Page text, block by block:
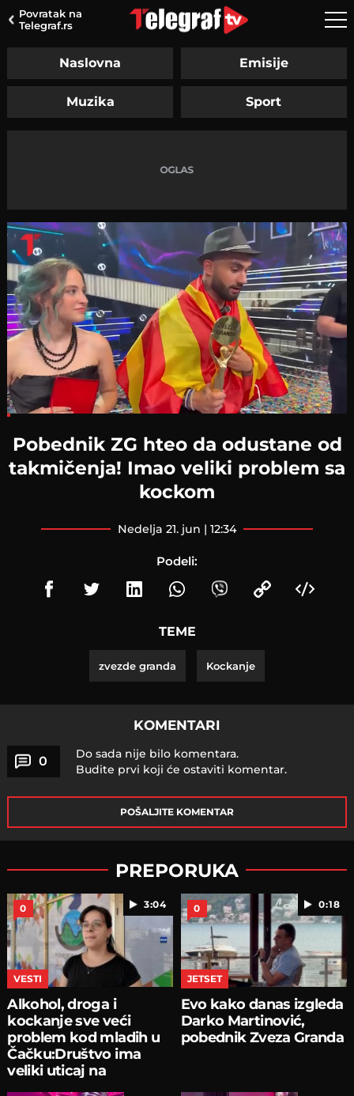
Povratak na
Telegraf.rs
Naslovna Emisije
Muzika Sport
Pobednik ZG hteo da odustane od
takmičenja! Imao veliki problem sa
kockom
nedelja 21. jun | 12:34
Podeli:
TEME
zvezde granda Kockanje
KOMENTARI
0
Do sada nije bilo komentara.
Budite prvi koji će ostaviti komentar.
POŠALJITE KOMENTAR
PREPORUKA
3:04
0
VESTI
Alkohol, droga i
kockanje sve veći
problem kod mladih u
Čačku:Društvo ima
veliki uticaj na
0:18
0
JETSET
Evo kako danas izgleda
Darko Martinović,
pobednik Zveza Granda